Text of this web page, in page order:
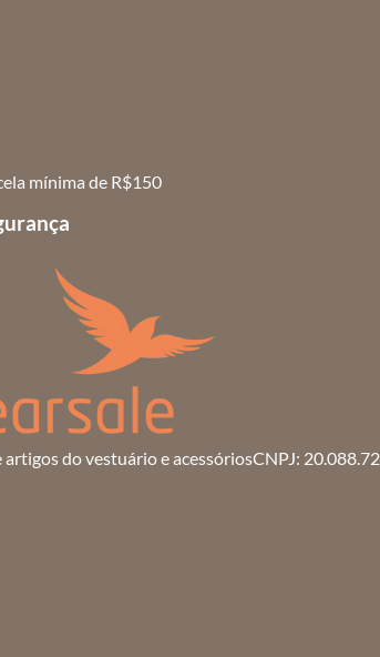
mínima de R$150
artigos do vestuário e acessóriosCNPJ: